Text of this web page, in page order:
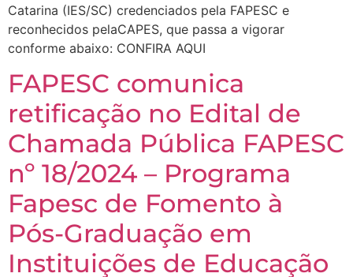
Catarina (IES/SC) credenciados pela FAPESC e
reconhecidos pelaCAPES, que passa a vigorar
conforme abaixo: CONFIRA AQUI
FAPESC comunica
retificação no Edital de
Chamada Pública FAPESC
nº 18/2024 – Programa
Fapesc de Fomento à
Pós-Graduação em
Instituições de Educação